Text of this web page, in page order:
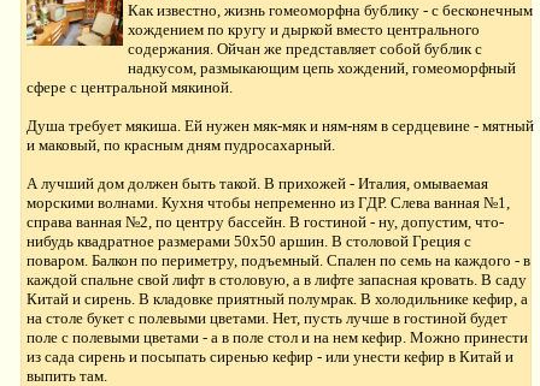
Как известно, жизнь гомеоморфна бублику - с бесконечным
хождением по кругу и дыркой вместо центрального
содержания. Ойчан же представляет собой бублик с
надкусом, размыкающим цепь хождений, гомеоморфный
сфере с центральной мякиной.
Душа требует мякиша. Ей нужен мяк-мяк и ням-ням в сердцевине - мятный
и маковый, по красным дням пудросахарный.
А лучший дом должен быть такой. В прихожей - Италия, омываемая
морскими волнами. Кухня чтобы непременно из ГДР. Слева ванная №1,
справа ванная №2, по центру бассейн. В гостиной - ну, допустим, что-
нибудь квадратное размерами 50х50 аршин. В столовой Греция с
поваром. Балкон по периметру, подъемный. Спален по семь на каждого - в
каждой спальне свой лифт в столовую, а в лифте запасная кровать. В саду
Китай и сирень. В кладовке приятный полумрак. В холодильнике кефир, а
на столе букет с полевыми цветами. Нет, пусть лучше в гостиной будет
поле с полевыми цветами - а в поле стол и на нем кефир. Можно принести
из сада сирень и посыпать сиренью кефир - или унести кефир в Китай и
выпить там.